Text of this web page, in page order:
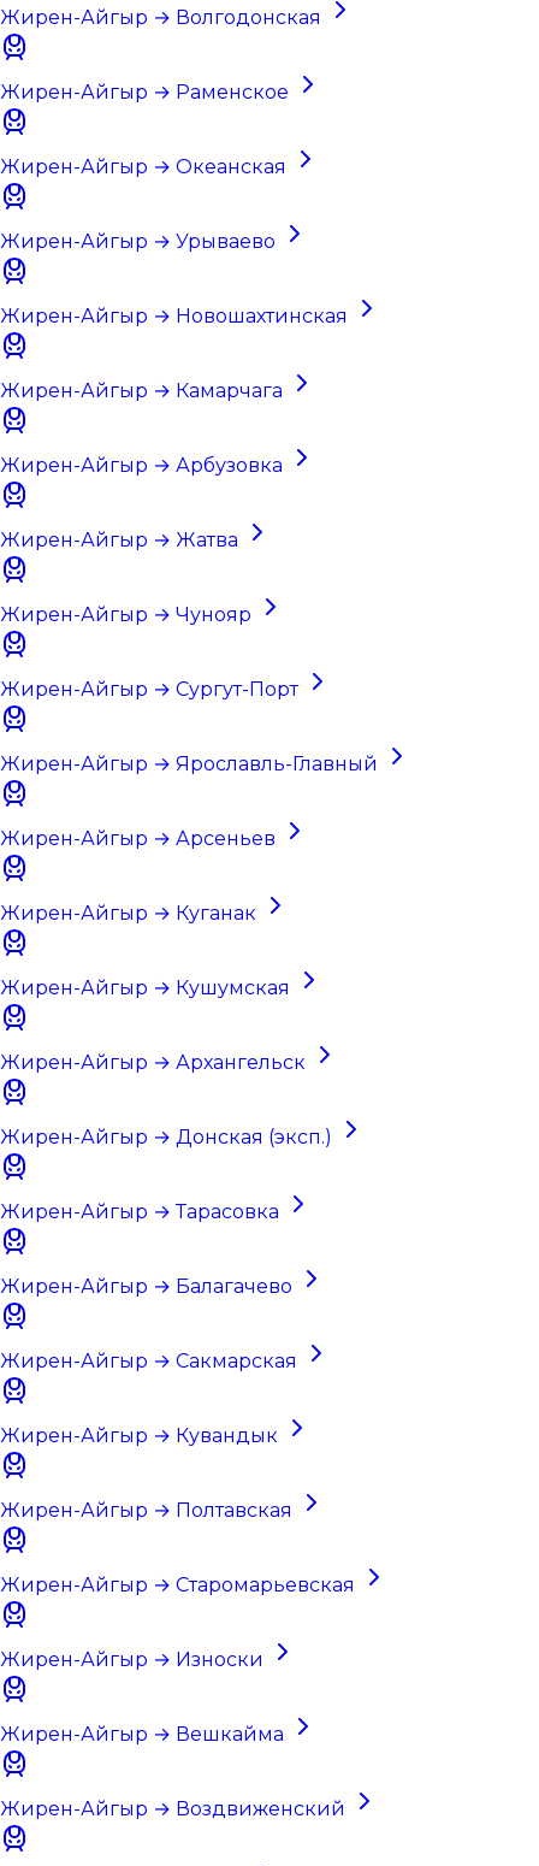
Жирен-Айгыр → Волгодонская
Жирен-Айгыр → Раменское
Жирен-Айгыр → Океанская
Жирен-Айгыр → Урываево
Жирен-Айгыр → Новошахтинская
Жирен-Айгыр → Камарчага
Жирен-Айгыр → Арбузовка
Жирен-Айгыр → Жатва
Жирен-Айгыр → Чунояр
Жирен-Айгыр → Сургут-Порт
Жирен-Айгыр → Ярославль-Главный
Жирен-Айгыр → Арсеньев
Жирен-Айгыр → Куганак
Жирен-Айгыр → Кушумская
Жирен-Айгыр → Архангельск
Жирен-Айгыр → Донская (эксп.)
Жирен-Айгыр → Тарасовка
Жирен-Айгыр → Балагачево
Жирен-Айгыр → Сакмарская
Жирен-Айгыр → Кувандык
Жирен-Айгыр → Полтавская
Жирен-Айгыр → Старомарьевская
Жирен-Айгыр → Износки
Жирен-Айгыр → Вешкайма
Жирен-Айгыр → Воздвиженский